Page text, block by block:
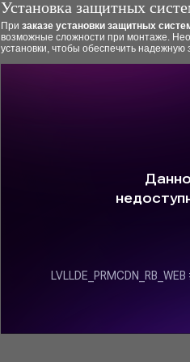
Установка защитных
При заказе установки защитных
возможные сложности при монтаже.
установки, чтобы обеспечить